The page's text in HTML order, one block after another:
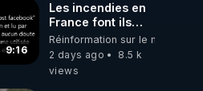
9:16
Les incendies en
France font ils
partie d' un plan
qui aurait débuté
le 11 septembre
Réinformation sur le monde
2 days ago
8.5 k
views